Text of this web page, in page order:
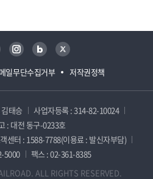
일무단수집거부 저작권정책
인스타그램 블로그 트위터
태승
사업자등록 : 314-82-10024
: 대전 동구-0233호
센터 : 1588-7788(이용료 : 발신자부담)
5000
팩스 : 02-361-8385
ALL RIGHTS RESERVED.